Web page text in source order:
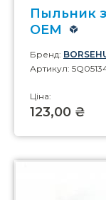
Пыльник
OEM
Бренд:
Артикул:
Ціна:
123,00 ₴